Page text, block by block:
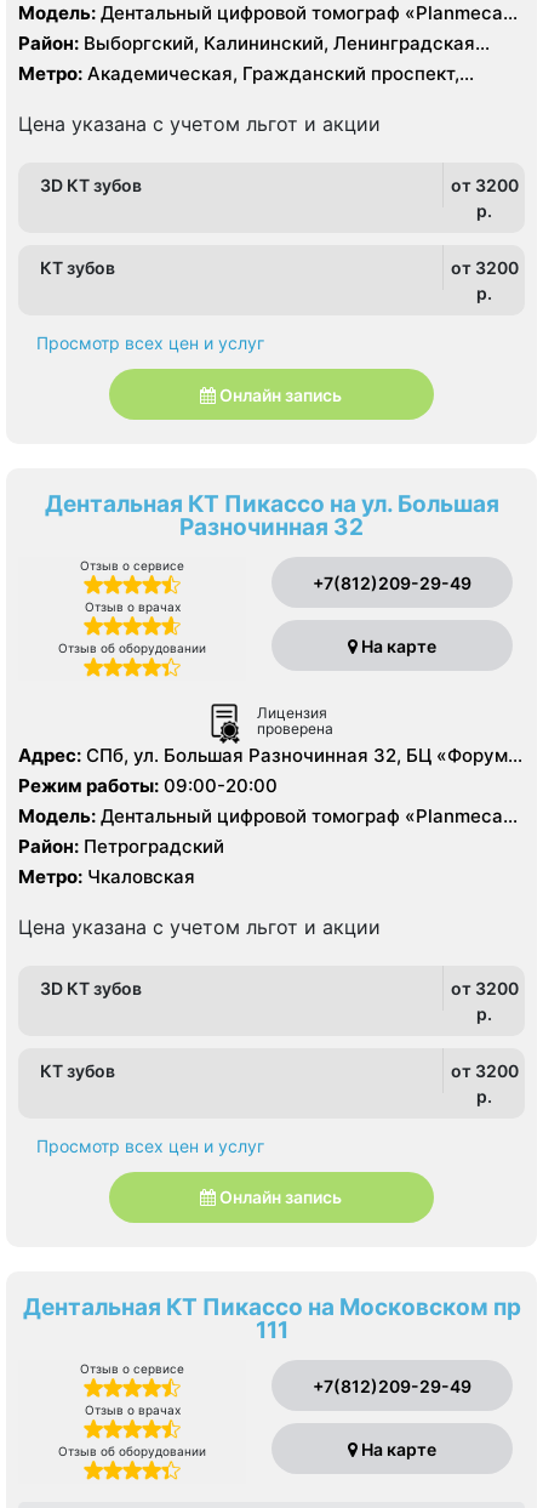
Модель:
Дентальный цифровой 3D томограф «Vatech»
Район: Выборгский, Калининский, Ленинградская
область, Приморский
Метро: Академическая, Гражданский проспект,
Удельная
Цена указана с учетом льгот и акции
3D КТ зубов
от 3200
p.
КТ зубов
от 3200
p.
Просмотр всех цен и услуг
Онлайн запись
Дентальная КТ Пикассо на ул. Большая
Разночинная 32
Отзыв о сервисе
Отзыв о врачах
Отзыв об оборудовании
+7(812)209-29-49
На карте
Лицензия
проверена
Адрес: СПб, ул. Большая Разночинная 32, БЦ «Форум»,
эт. 2
Режим работы: 09:00-20:00
Модель: Дентальный цифровой томограф «Planmeca»,
Дентальный цифровой 3D томограф «Vatech»
Район: Петроградский
Метро: Чкаловская
Цена указана с учетом льгот и акции
3D КТ зубов
от 3200
p.
КТ зубов
от 3200
p.
Просмотр всех цен и услуг
Онлайн запись
Дентальная КТ Пикассо на Московском пр
111
Отзыв о сервисе
Отзыв о врачах
Отзыв об оборудовании
+7(812)209-29-49
На карте